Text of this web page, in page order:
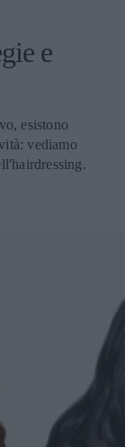
e
esistono
vediamo